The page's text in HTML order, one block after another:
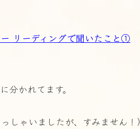
リーディングで聞いたこと①
分かれてます。
しゃいましたが、すみません！）